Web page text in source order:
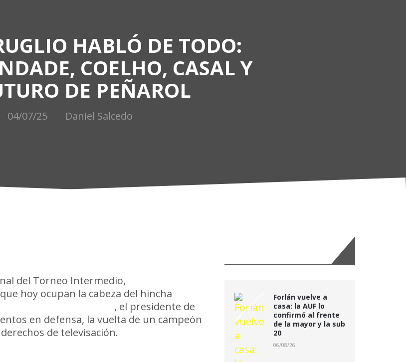
HABLÓ DE TODO:
COELHO, CASAL Y
DE PEÑAROL
04/07/25 Daniel Salcedo
del Torneo Intermedio,
hoy ocupan la cabeza del hincha
, el presidente de
en defensa, la vuelta de un campeón
de televisación.
Forlán vuelve a
casa: la AUF lo
confirmó al frente
de la mayor y la sub
20
06/08/26